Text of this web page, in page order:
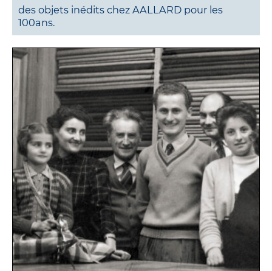
des objets inédits chez AALLARD pour les
100ans.